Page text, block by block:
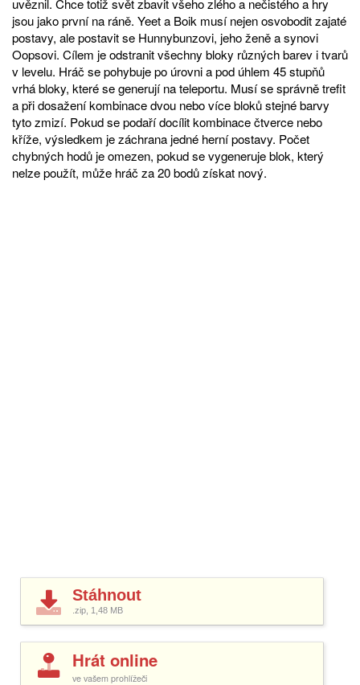
uvěznil. Chce totiž svět zbavit všeho zlého a nečistého a hry
jsou jako první na ráně. Yeet a Boik musí nejen osvobodit zajaté
postavy, ale postavit se Hunnybunzovi, jeho ženě a synovi
Oopsovi. Cílem je odstranit všechny bloky různých barev i tvarů
v levelu. Hráč se pohybuje po úrovni a pod úhlem 45 stupňů
vrhá bloky, které se generují na teleportu. Musí se správně trefit
a při dosažení kombinace dvou nebo více bloků stejné barvy
tyto zmizí. Pokud se podaří docílit kombinace čtverce nebo
kříže, výsledkem je záchrana jedné herní postavy. Počet
chybných hodů je omezen, pokud se vygeneruje blok, který
nelze použít, může hráč za 20 bodů získat nový.
Stáhnout
.zip, 1,48 MB
Hrát online
ve vašem prohlížeči